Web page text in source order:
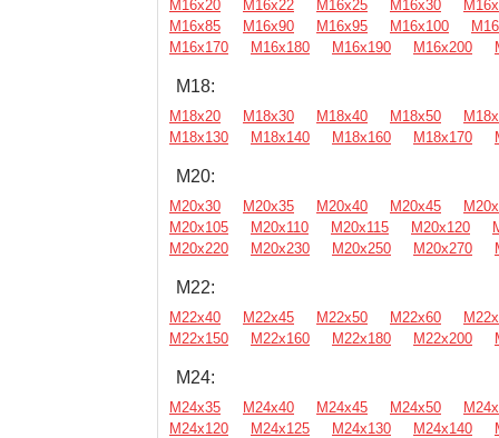
М16х20 М16х22 М16х25 М16х30
М16х85
М16х90 М16х95 М16х100
М16х170
М16х180 М16х190 М16х200
М18:
М18х20 М18х30 М18х40 М18х50
М18х130
М18х140 М18х160 М18х170
М20:
М20х30 М20х35 М20х40 М20х45
М20х105
М20х110 М20х115 М20х120
М20х220
М20х230 М20х250 М20х270
М22:
М22х40 М22х45 М22х50 М22х60
М22х150
М22х160 М22х180 М22х200
М24:
М24х35 М24х40 М24х45 М24х50
М24х120
М24х125 М24х130 М24х140